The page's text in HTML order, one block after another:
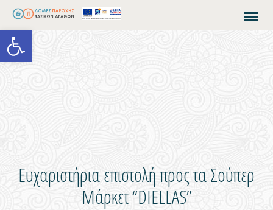
Open toolbar
Ευχαριστήρια επιστολή προς τα Σούπερ
Μάρκετ “DIELLAS”